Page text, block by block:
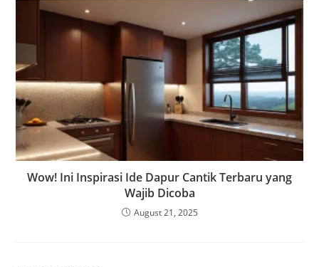
Wow! Ini Inspirasi Ide Dapur Cantik Terbaru yang
Wajib Dicoba
August 21, 2025